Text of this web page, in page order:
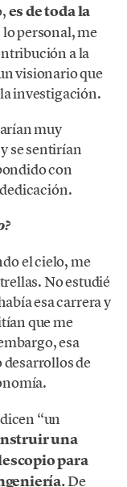
es de toda la
personal, me
a la
visionario que
investigación.
muy
se sentirían
con
el cielo, me
No estudié
esa carrera y
que me
esa
de
“un
una
para
De